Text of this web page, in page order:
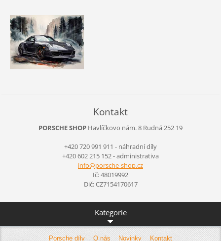
Kontakt
PORSCHE SHOP Havlíčkovo nám. 8 Rudná 252 19
+420 720 991 911 - náhradní díly
+420 602 215 152 - administrativa
info@porsche-shop.cz
Ič: 48019992
Dič: CZ7154170617
Kategorie
Porsche díly O nás Novinky Kontakt